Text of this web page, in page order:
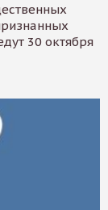
30 октября